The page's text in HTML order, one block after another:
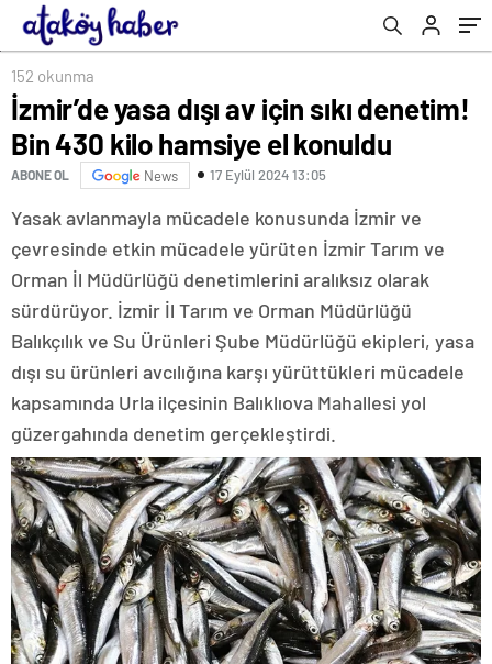
152 okunma
İzmir’de yasa dışı av için sıkı denetim!
Bin 430 kilo hamsiye el konuldu
ABONE OL News 17 Eylül 2024 13:05
Yasak avlanmayla mücadele konusunda İzmir ve
çevresinde etkin mücadele yürüten İzmir Tarım ve
Orman İl Müdürlüğü denetimlerini aralıksız olarak
sürdürüyor. İzmir İl Tarım ve Orman Müdürlüğü
Balıkçılık ve Su Ürünleri Şube Müdürlüğü ekipleri, yasa
dışı su ürünleri avcılığına karşı yürüttükleri mücadele
kapsamında Urla ilçesinin Balıklıova Mahallesi yol
güzergahında denetim gerçekleştirdi.